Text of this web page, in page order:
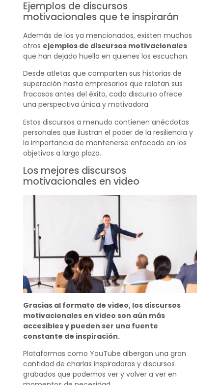
Ejemplos de discursos
motivacionales que te inspirarán
Además de los ya mencionados, existen muchos
otros ejemplos de discursos motivacionales
que han dejado huella en quienes los escuchan.
Desde atletas que comparten sus historias de
superación hasta empresarios que relatan sus
fracasos antes del éxito, cada discurso ofrece
una perspectiva única y motivadora.
Estos discursos a menudo contienen anécdotas
personales que ilustran el poder de la resiliencia y
la importancia de mantenerse enfocado en los
objetivos a largo plazo.
Los mejores discursos
motivacionales en video
Gracias al formato de video, los discursos
motivacionales en video son aún más
accesibles y pueden ser una fuente
constante de inspiración.
Plataformas como YouTube albergan una gran
cantidad de charlas inspiradoras y discursos
grabados que podemos ver y volver a ver en